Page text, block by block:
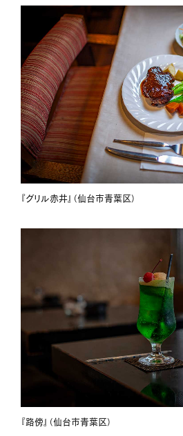
『グリル赤井』（仙台市青葉区）
『路傍』（仙台市青葉区）